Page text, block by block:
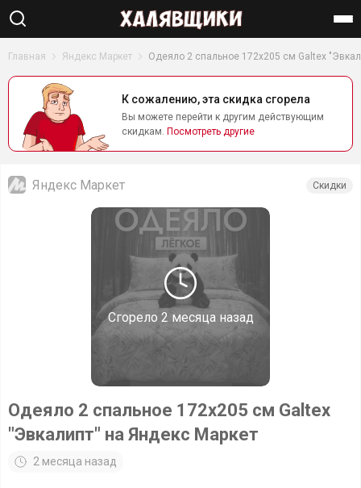
Найти
Главная Яндекс Маркет Одеяло 2 спальное 172х205 см Galtex
К сожалению, эта скидка сгорела
Вы можете перейти к другим действующим
скидкам. Посмотреть другие
Сгорело 2 месяца назад
Яндекс Маркет Скидки
Одеяло 2 спальное 172х205 см Galtex
"Эвкалипт" на Яндекс Маркет
2 месяца назад